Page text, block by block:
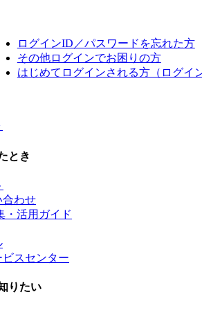
ログインID／パスワードを忘れた方
その他ログインでお困りの方
はじめてログインされる方（ログイ
とき
合わせ
・活用ガイド
スセンター
りたい